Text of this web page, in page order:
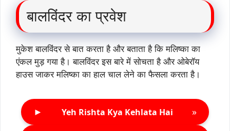
बालविंदर का प्रवेश
मुकेश बालविंदर से बात करता है और बताता है कि मलिष्का का
एंकल मुड़ गया है। बालविंदर इस बारे में सोचता है और ओबेरॉय
हाउस जाकर मलिष्का का हाल चाल लेने का फैसला करता है।
► Yeh Rishta Kya Kehlata Hai »